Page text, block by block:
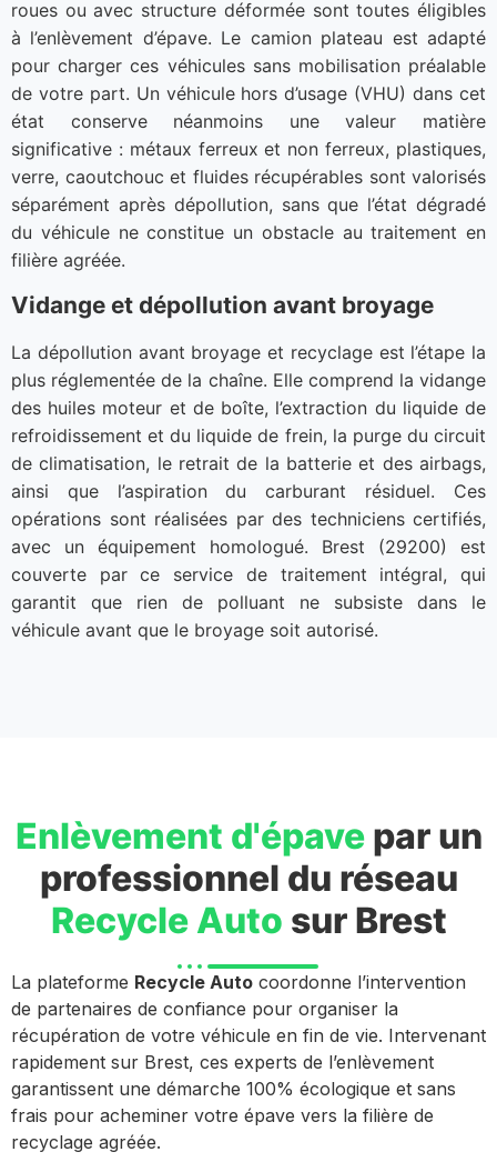
roues ou avec structure déformée sont toutes éligibles
à l’enlèvement d’épave. Le camion plateau est adapté
pour charger ces véhicules sans mobilisation préalable
de votre part. Un véhicule hors d’usage (VHU) dans cet
état conserve néanmoins une valeur matière
significative : métaux ferreux et non ferreux, plastiques,
verre, caoutchouc et fluides récupérables sont valorisés
séparément après dépollution, sans que l’état dégradé
du véhicule ne constitue un obstacle au traitement en
filière agréée.
Vidange et dépollution avant broyage
La dépollution avant broyage et recyclage est l’étape la
plus réglementée de la chaîne. Elle comprend la vidange
des huiles moteur et de boîte, l’extraction du liquide de
refroidissement et du liquide de frein, la purge du circuit
de climatisation, le retrait de la batterie et des airbags,
ainsi que l’aspiration du carburant résiduel. Ces
opérations sont réalisées par des techniciens certifiés,
avec un équipement homologué. Brest (29200) est
couverte par ce service de traitement intégral, qui
garantit que rien de polluant ne subsiste dans le
véhicule avant que le broyage soit autorisé.
Enlèvement d'épavepar un
professionnel du réseau
Recycle Auto sur Brest
La plateforme Recycle Auto coordonne l’intervention
de partenaires de confiance pour organiser la
récupération de votre véhicule en fin de vie. Intervenant
rapidement sur Brest, ces experts de l’enlèvement
garantissent une démarche 100% écologique et sans
frais pour acheminer votre épave vers la filière de
recyclage agréée.